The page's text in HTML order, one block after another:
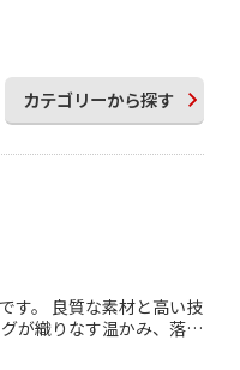
カテゴリーから探す
す。 良質な素材と高い技
が織りなす温かみ、落ち
違う木材でも制作が可